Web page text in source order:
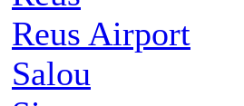
Reus Airport
Salou